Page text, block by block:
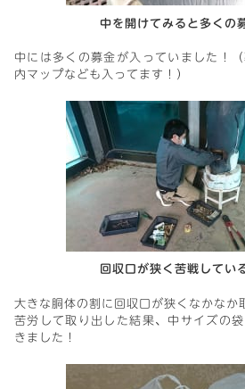
中を開けてみると多くの
中には多くの募金が入っていました！
内マップなども入ってます！）
回収口が狭く苦戦してい
大きな胴体の割に回収口が狭くなかなか
苦労して取り出した結果、中サイズの
きました！